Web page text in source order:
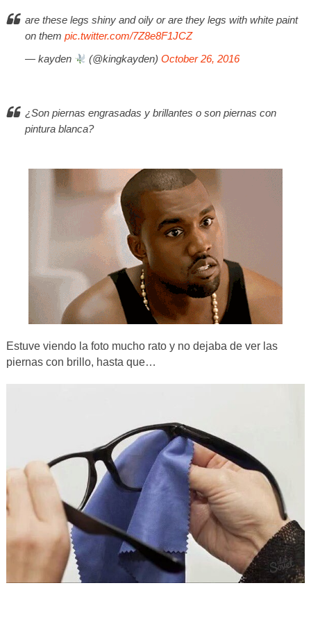
are these legs shiny and oily or are they legs with white paint
on them pic.twitter.com/7Z8e8F1JCZ
— kayden
(@kingkayden)October 26, 2016
¿Son piernas engrasadas y brillantes o son piernas con
pintura blanca?
Estuve viendo la foto mucho rato y no dejaba de ver las
piernas con brillo, hasta que…